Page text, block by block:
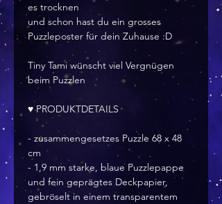
es trocknen
und schon hast du ein grosses
Puzzleposter für dein Zuhause :D
Tiny Tami wünscht viel Vergnügen
beim Puzzlen
♥ PRODUKTDETAILS
- zusammengesetzes Puzzle 68 x 48
cm
- 1,9 mm starke, blaue Puzzlepappe
und fein geprägtes Deckpapier,
gebröselt in einem transparentem